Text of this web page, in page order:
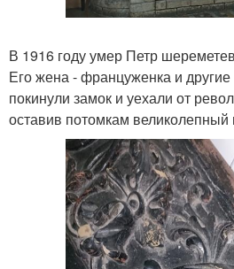
В 1916 году умер Петр
Его жена - француженка и другие
покинули замок и уехали от
оставив потомкам великолепный